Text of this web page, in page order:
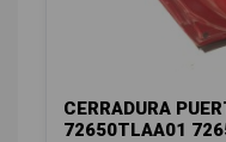
CERRADURA
72650TLAA01